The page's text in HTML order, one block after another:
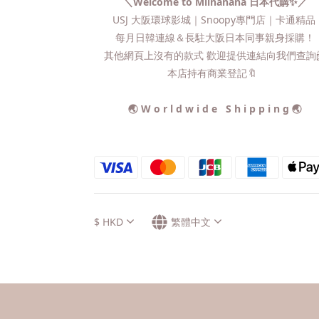
USJ 大阪環球影城｜Snoopy專門店｜卡通精
每月日韓連線＆長駐大阪日本同事親身採購！
其他網頁上沒有的款式 歡迎提供連結向我們查詢
本店持有商業登記🔖
🌏 W o r l d w i d e S h i p p i n g 🌏
$ HKD 繁體中文